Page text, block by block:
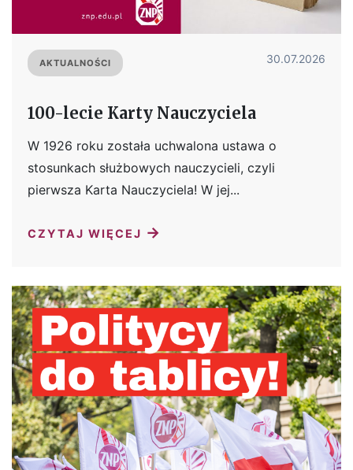
AKTUALNOŚCI 30.07.2026
100-lecie Karty Nauczyciela
W 1926 roku została uchwalona ustawa o
stosunkach służbowych nauczycieli, czyli
pierwsza Karta Nauczyciela! W jej...
CZYTAJ WIĘCEJ →